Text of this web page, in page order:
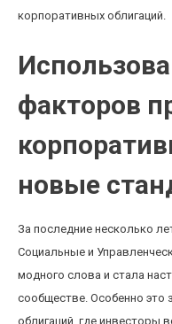
корпоративных облигаций.
факторов
новые
За последние несколько
Социальные и
модного слова и стала
сообществе. Особенно это
облигаций, где инвесторы